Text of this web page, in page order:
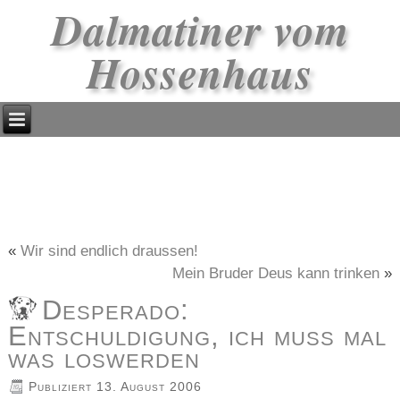
Dalmatiner vom
Hossenhaus
«Wir sind endlich draussen!
Mein Bruder Deus kann trinken»
Desperado:
Entschuldigung, ich muss mal
was loswerden
Publiziert 13. August 2006